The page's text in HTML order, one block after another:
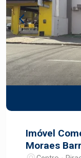
Ideal para
serviços e
buscam
em uma das
Construa seu
Piracicaba.
Imóvel
Moraes